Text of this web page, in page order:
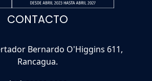
CONTACTO
Bernardo O'Higgins 611,
Rancagua.